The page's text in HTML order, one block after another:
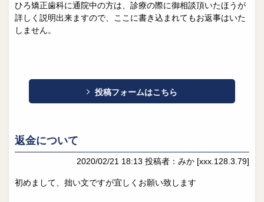
ひろ矯正歯科に通院中の方は、診療の際に御相談頂いたほうが
詳しく説明出来ますので、ここに書き込まれてもお返事はいた
しません。
投稿フォームはこちら
返金について
2020/02/21 18:13 投稿者：みか [xxx.128.3.79]
初めまして、拙い文ですが宜しくお願い致します